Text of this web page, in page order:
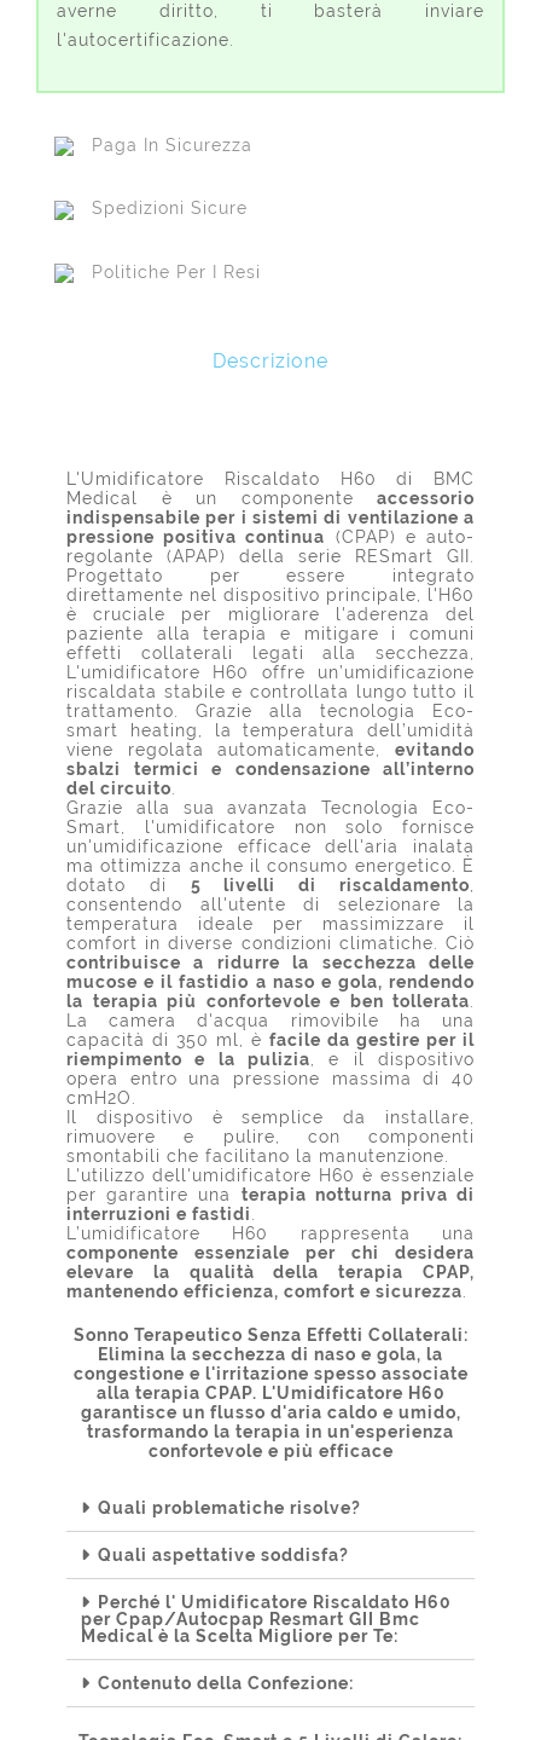
averne diritto, ti basterà inviare
l'autocertificazione.
Paga In Sicurezza
Spedizioni Sicure
Politiche Per I Resi
Descrizione
L'Umidificatore Riscaldato H60 di BMC
Medical è un componente accessorio
indispensabile per i sistemi di ventilazione a
pressione positiva continua (CPAP) e auto-
regolante (APAP) della serie RESmart GII.
Progettato per essere integrato
direttamente nel dispositivo principale, l'H60
è cruciale per migliorare l'aderenza del
paziente alla terapia e mitigare i comuni
effetti collaterali legati alla secchezza,
L'umidificatore H60 offre un’umidificazione
riscaldata stabile e controllata lungo tutto il
trattamento. Grazie alla tecnologia Eco-
smart heating, la temperatura dell’umidità
viene regolata automaticamente, evitando
sbalzi termici e condensazione all’interno
del circuito
Grazie alla sua avanzata Tecnologia Eco-
Smart, l'umidificatore non solo fornisce
un'umidificazione efficace dell'aria inalata
ma ottimizza anche il consumo energetico. È
dotato di 5 livelli di riscaldamento
consentendo all'utente di selezionare la
temperatura ideale per massimizzare il
comfort in diverse condizioni climatiche. Ciò
contribuisce a ridurre la secchezza delle
mucose e il fastidio a naso e gola, rendendo
la terapia più confortevole e ben tollerata
La camera d'acqua rimovibile ha una
capacità di 350 ml, è facile da gestire per il
riempimento e la pulizia , e il dispositivo
opera entro una pressione massima di 40
cmH2O.
Il dispositivo è semplice da installare,
rimuovere e pulire, con componenti
smontabili che facilitano la manutenzione.
L'utilizzo dell'umidificatore H60 è essenziale
per garantire una terapia notturna priva di
interruzioni e fastidi
L’umidificatore H60 rappresenta una
componente essenziale per chi desidera
elevare la qualità della terapia CPAP,
mantenendo efficienza, comfort e sicurezza
Sonno Terapeutico Senza Effetti Collaterali:
Elimina la secchezza di naso e gola, la
congestione e l'irritazione spesso associate
alla terapia CPAP. L'Umidificatore H60
garantisce un flusso d'aria caldo e umido,
trasformando la terapia in un'esperienza
confortevole e più efficace
Quali problematiche risolve?
Quali aspettative soddisfa?
Perché l' Umidificatore Riscaldato H60
per Cpap/Autocpap Resmart GII Bmc
Medical è la Scelta Migliore per Te:
Contenuto della Confezione: